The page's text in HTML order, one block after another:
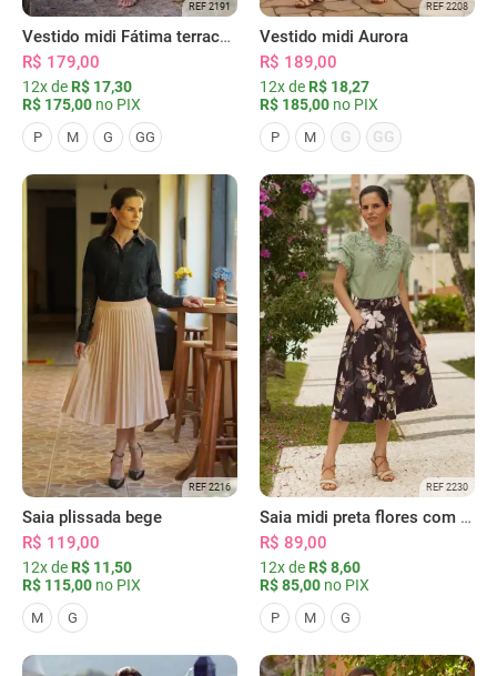
REF 2191
Vestido midi Fátima terracota
R$ 179,00
12x de R$ 17,30
R$ 175,00 no PIX
P M G GG
REF 2208
Vestido midi Aurora
R$ 189,00
12x de R$ 18,27
R$ 185,00 no PIX
P M G GG
REF 2216
Saia plissada bege
R$ 119,00
12x de R$ 11,50
R$ 115,00 no PIX
M G
REF 2230
Saia midi preta flores com bolsos
R$ 89,00
12x de R$ 8,60
R$ 85,00 no PIX
P M G